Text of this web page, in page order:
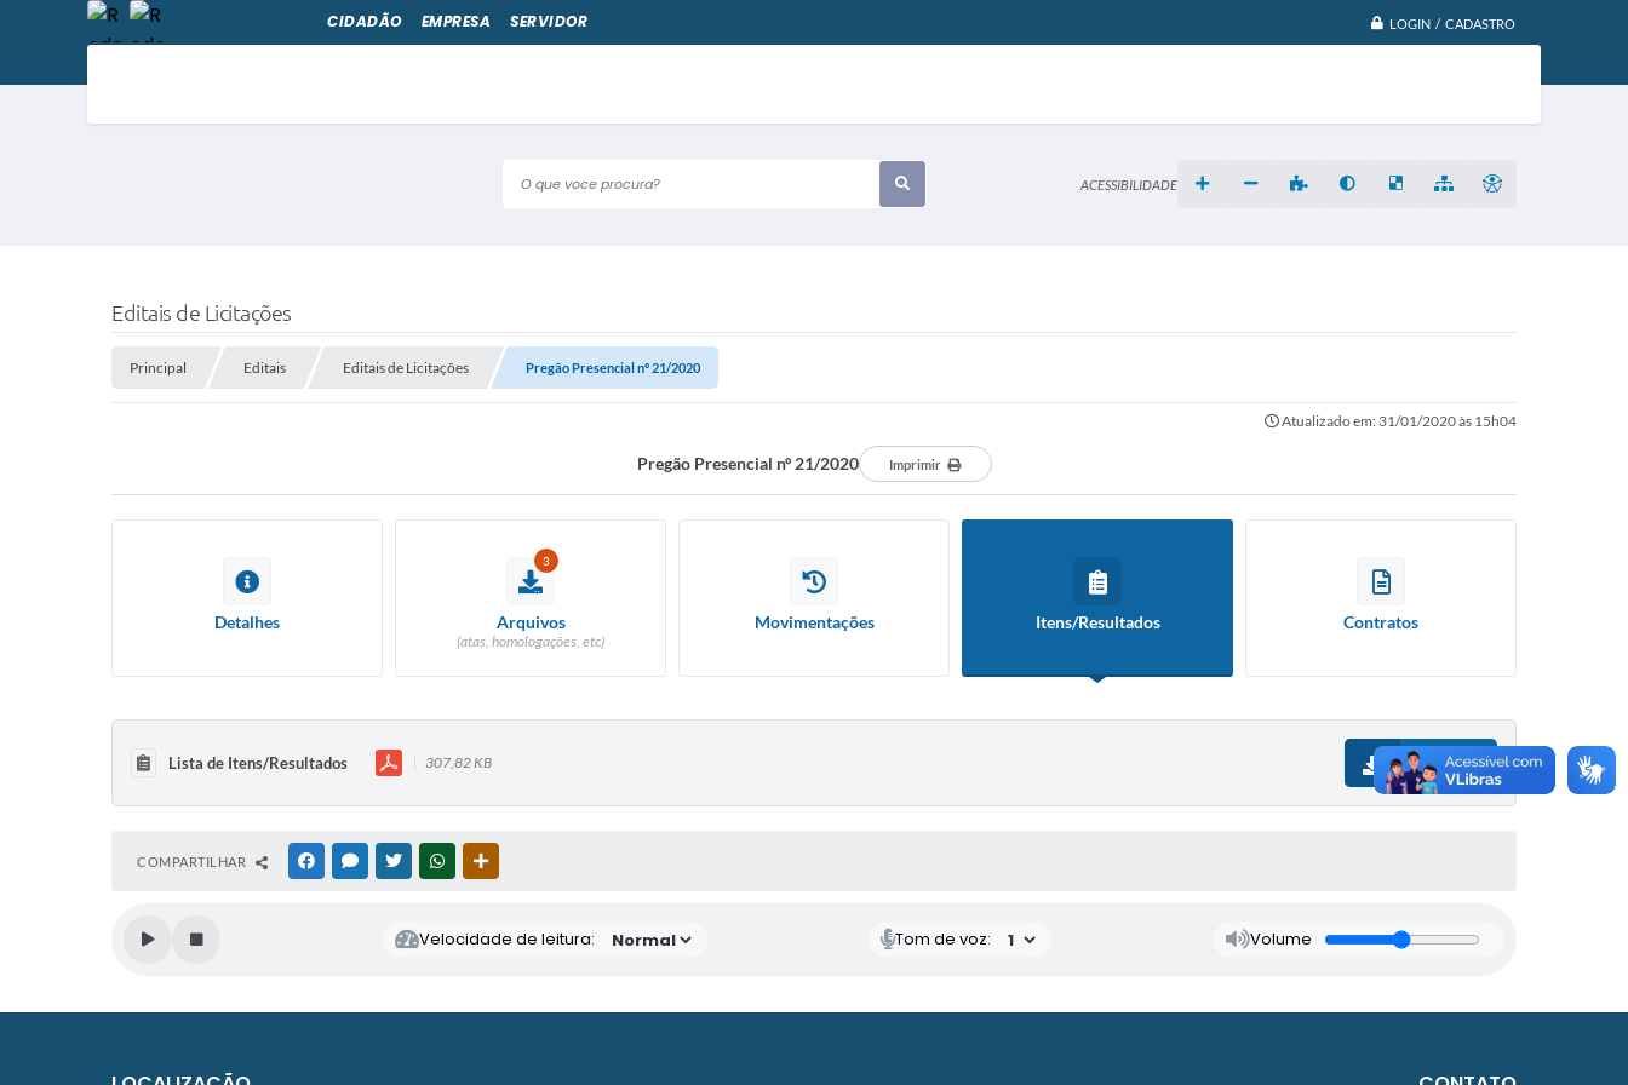
LOGIN / CADASTRO
O que voce procura?
CIDADÃO EMPRESA SERVIDOR
ACESSIBILIDADE
Editais de Licitações
Principal Editais Editais de Licitações Pregão Presencial nº 21/2020
Atualizado em: 31/01/2020 às 15h04
Pregão Presencial nº 21/2020 Imprimir
Detalhes
3
Arquivos
(atas, homologações, etc)
Movimentações Itens/Resultados Contratos
Lista de Itens/Resultados 307,82 KB Download
COMPARTILHAR FACEBOOKMESSENGER
TWITTERWHATSAPP
Velocidade de leitura: Tom de voz: Volume